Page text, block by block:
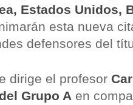
Estados Unidos,
esta nueva
defensores del
dirige el profesor
Grupo A en